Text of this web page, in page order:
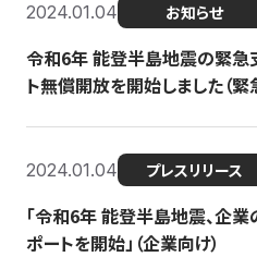
2024.01.04 お知らせ
令和6年 能登半島地震の緊急
ト無償開放を開始しました（緊
2024.01.04 プレスリリース
「令和6年 能登半島地震、企
ポートを開始」（企業向け）